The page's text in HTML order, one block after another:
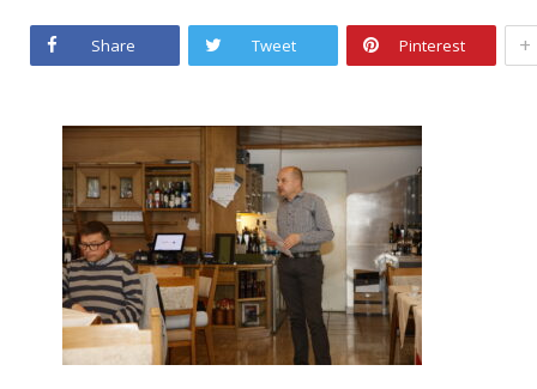
Share Tweet Pinterest +